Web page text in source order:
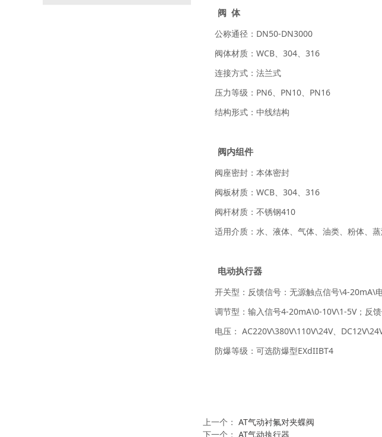
阀 体
公称通径：DN50-DN3000
阀体材质：WCB、304、316
连接方式：法兰式
压力等级： PN6、 PN10、PN16
结构形式：中线结构
阀内组件
阀座密封：本体密封
阀板材质：WCB、304、316
阀杆材质：不锈钢410
适用介质： 水、液体、气体、油类、粉体、蒸
电动执行器
开关型：反馈信号：无源触点信号\4-20mA\
调节型：输入信号4-20mA\0-10V\1-5V；反
电压： AC220V\380V\110V\24V、
防爆等级：可选防爆型EXdIIBT4
上一个： AT气动衬氟对夹蝶阀
下一个： AT气动执行器